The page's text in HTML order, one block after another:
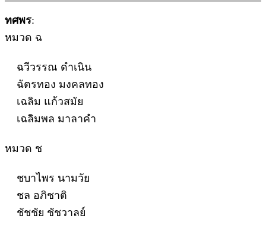
ทศพร:
หมวด ฉ
ฉวีวรรณ ดำเนิน
ฉัตรทอง มงคลทอง
เฉลิม แก้วสมัย
เฉลิมพล มาลาคำ
หมวด ช
ชบาไพร นามวัย
ชล อภิชาติ
ชัชชัย ชัชวาลย์